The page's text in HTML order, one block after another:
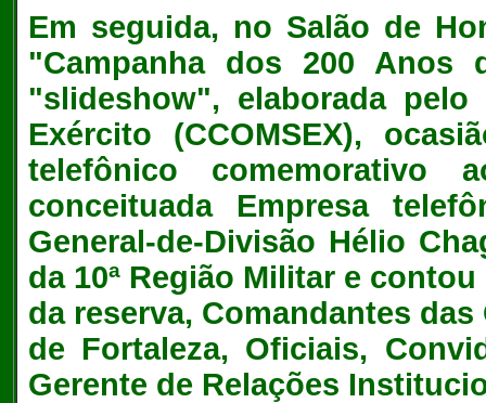
Em seguida, no Salão de
"Campanha dos 200
"slideshow", elaborada
Exército (CCOMSEX),
telefônico
conceituada Empresa
General-de-Divisão Hélio
da 10ª Região Militar e
da reserva, Comandantes
de Fortaleza, Oficiais,
Gerente de Relações